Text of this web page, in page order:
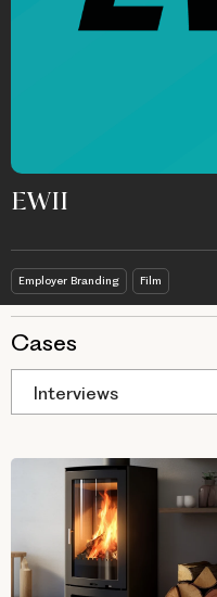
EWII
Employer Branding Film
Cases
Interviews